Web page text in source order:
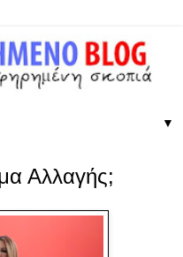
▼
Αλλαγής;